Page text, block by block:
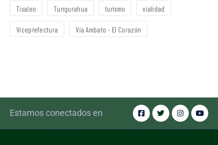
Tisaleo Tungurahua turismo vialidad
Viceprefectura Vía Ambato - El Corazón
Estamos conectados en